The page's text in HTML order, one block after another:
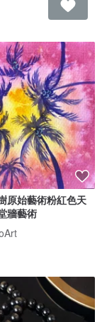
原始藝術粉紅色天
牆藝術